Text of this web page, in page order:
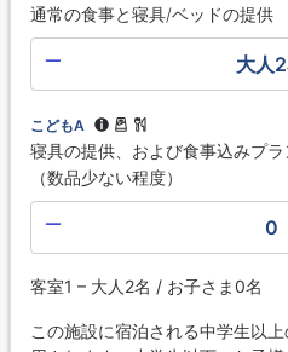
通常の食事と寝具/ベッドの提供
大人
こどもA
寝具の提供、および食事込みプ
（数品少ない程度）
0
客室1 – 大人2名 / お子さま0名
この施設に宿泊される中学生以